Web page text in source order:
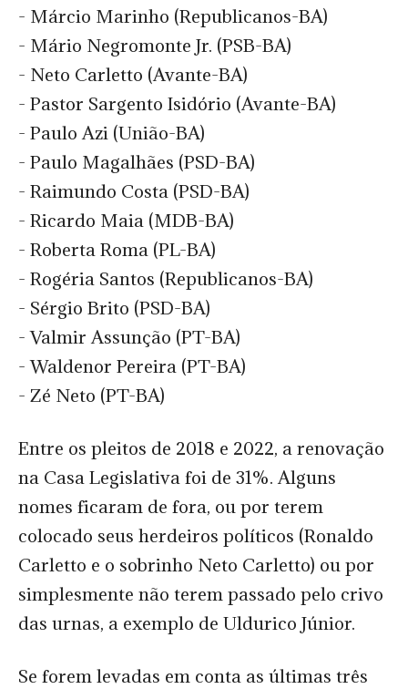
- Márcio Marinho (Republicanos-BA)
- Mário Negromonte Jr. (PSB-BA)
- Neto Carletto (Avante-BA)
- Pastor Sargento Isidório (Avante-BA)
- Paulo Azi (União-BA)
- Paulo Magalhães (PSD-BA)
- Raimundo Costa (PSD-BA)
- Ricardo Maia (MDB-BA)
- Roberta Roma (PL-BA)
- Rogéria Santos (Republicanos-BA)
- Sérgio Brito (PSD-BA)
- Valmir Assunção (PT-BA)
- Waldenor Pereira (PT-BA)
- Zé Neto (PT-BA)
Entre os pleitos de 2018 e 2022, a renovação
na Casa Legislativa foi de 31%. Alguns
nomes ficaram de fora, ou por terem
colocado seus herdeiros políticos (Ronaldo
Carletto e o sobrinho Neto Carletto) ou por
simplesmente não terem passado pelo crivo
das urnas, a exemplo de Uldurico Júnior.
Se forem levadas em conta as últimas três